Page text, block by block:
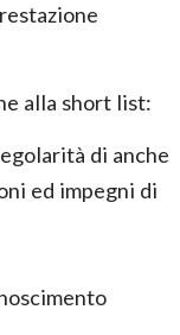
alla short list:
di anche
ed impegni di